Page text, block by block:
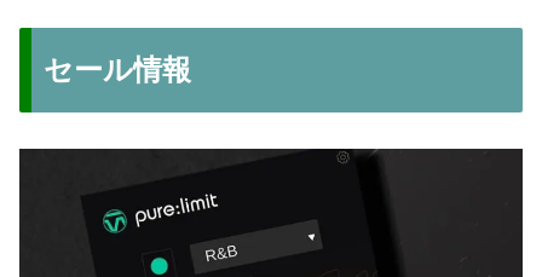
セール情報